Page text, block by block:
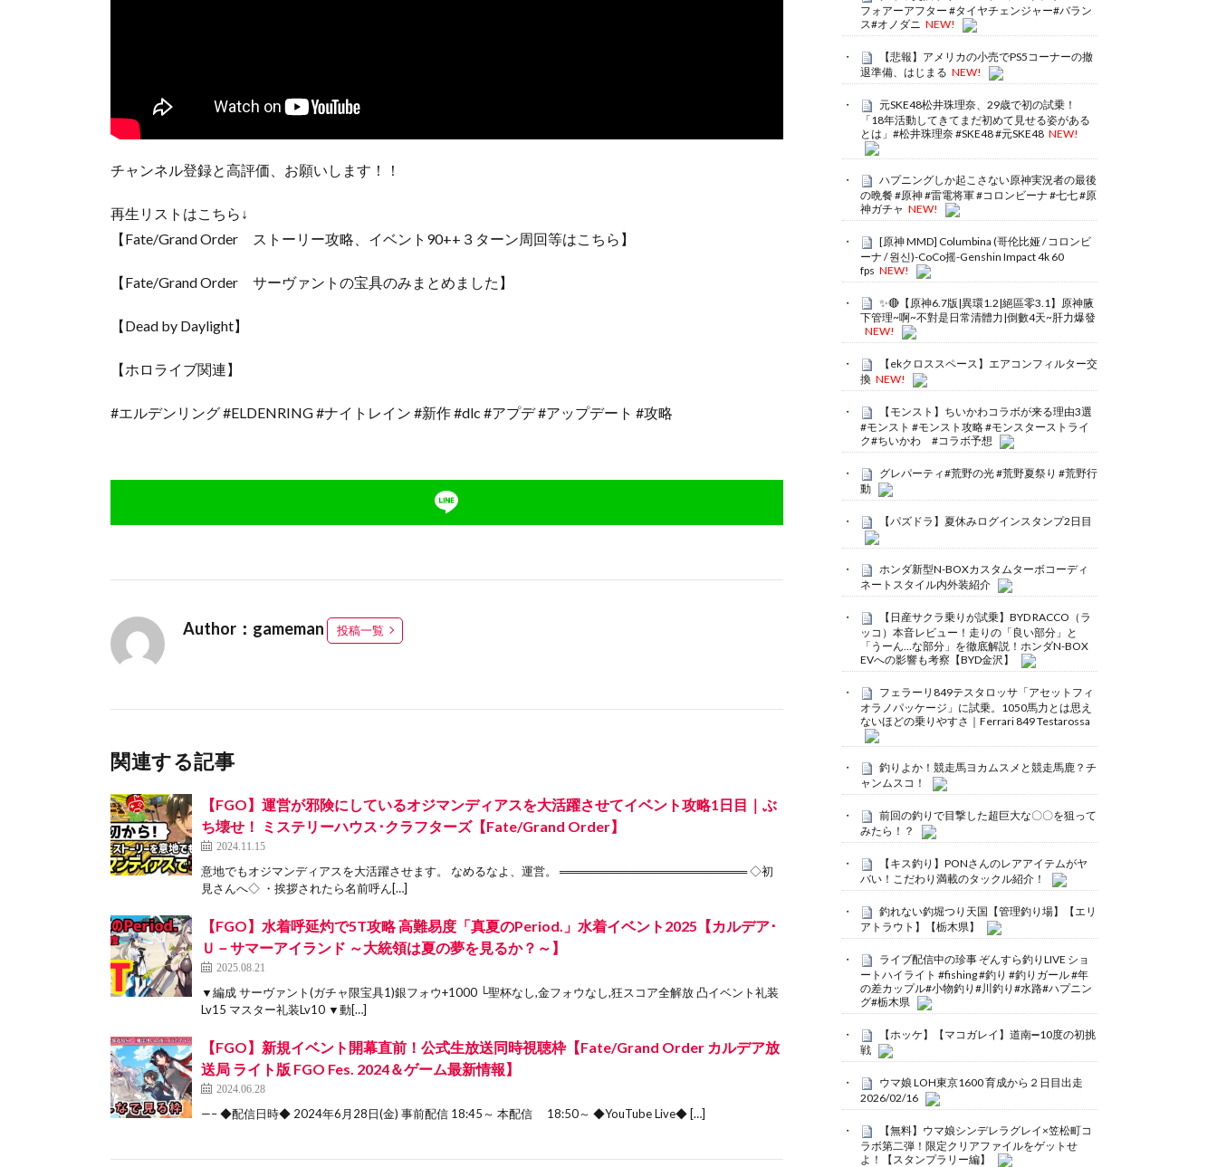
チャンネル登録と高評価、お願いします！！
再生リストはこちら↓
【Fate/Grand Order ストーリー攻略、イベント90++３ターン周回等はこちら】
【Fate/Grand Order サーヴァントの宝具のみまとめました】
【Dead by Daylight】
【ホロライブ関連】
#エルデンリング #ELDENRING #ナイトレイン #新作 #dlc #アプデ #アップデート #攻略
Author：gameman 投稿一覧
関連する記事
【FGO】運営が邪険にしているオジマンディアスを大活躍させてイベント攻略1日目｜ぶ
ち壊せ！ ミステリーハウス･クラフターズ【Fate/Grand Order】
2024.11.15
意地でもオジマンディアスを大活躍させます。 なめるなよ、運営。 ═══════════════════════ ◇初
見さんへ◇ ・挨拶されたら名前呼ん[…]
【FGO】水着呼延灼で5T攻略 高難易度「真夏のPeriod.」水着イベント2025【カルデア･
Ｕ－サマーアイランド ～大統領は夏の夢を見るか？～】
2025.08.21
▼編成 サーヴァント(ガチャ限宝具1)銀フォウ+1000 └聖杯なし,金フォウなし,狂スコア全解放 凸イベント礼装
Lv15 マスター礼装Lv10 ▼動[…]
【FGO】新規イベント開幕直前！公式生放送同時視聴枠【Fate/Grand Order カルデア放
送局 ライト版 FGO Fes. 2024＆ゲーム最新情報】
2024.06.28
—– ◆配信日時◆ 2024年6月28日(金) 事前配信 18:45～ 本配信 18:50～ ◆YouTube Live◆ […]
フォアーアフター #タイヤチェンジャー#バラン
ス#オノダニ NEW!
【悲報】アメリカの小売でPS5コーナーの撤
退準備、はじまる NEW!
元SKE48松井珠理奈、29歳で初の試乗！
「18年活動してきてまだ初めて見せる姿がある
とは」#松井珠理奈 #SKE48 #元SKE48 NEW!
ハプニングしか起こさない原神実況者の最後
の晩餐 #原神 #雷電将軍 #コロンビーナ #七七 #原
神ガチャ NEW!
[原神 MMD] Columbina (哥伦比娅 / コロンビ
ーナ / 원신)-CoCo摇-Genshin Impact 4k 60
fps NEW!
✨🔴【原神6.7版|異環1.2|絕區零3.1】原神腋
下管理~啊~不對是日常清體力|倒數4天~肝力爆發
NEW!
【ekクロススペース】エアコンフィルター交
換 NEW!
【モンスト】ちいかわコラボが来る理由3選
#モンスト #モンスト攻略 #モンスターストライ
ク#ちいかわ #コラボ予想
グレパーティ#荒野の光 #荒野夏祭り #荒野行
動
【パズドラ】夏休みログインスタンプ2日目
ホンダ新型N-BOXカスタムターボコーディ
ネートスタイル内外装紹介
【日産サクラ乗りが試乗】BYD RACCO（ラ
ッコ）本音レビュー！走りの「良い部分」と
「うーん…な部分」を徹底解説！ホンダN-BOX
EVへの影響も考察【BYD金沢】
フェラーリ849テスタロッサ「アセットフィ
オラノパッケージ」に試乗。1050馬力とは思え
ないほどの乗りやすさ｜Ferrari 849 Testarossa
釣りよか！競走馬ヨカムスメと競走馬鹿？チ
ャンムスコ！
前回の釣りで目撃した超巨大な〇〇を狙って
みたら！？
【キス釣り】PONさんのレアアイテムがヤ
バい！こだわり満載のタックル紹介！
釣れない釣堀つり天国【管理釣り場】【エリ
アトラウト】【栃木県】
ライブ配信中の珍事 ぞんすら釣りLIVE ショ
ートハイライト #fishing #釣り #釣りガール #年
の差カップル#小物釣り#川釣り#水路#ハプニン
グ#栃木県
【ホッケ】【マコガレイ】道南➖10度の初挑
戦
ウマ娘 LOH東京1600 育成から２日目出走
2026/02/16
【無料】ウマ娘シンデレラグレイ×笠松町コ
ラボ第二弾！限定クリアファイルをゲットせ
よ！【スタンプラリー編】